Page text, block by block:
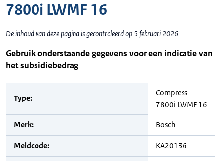
7800i LWMF 16
De inhoud van deze pagina is gecontroleerd op 5 februari 2026
Gebruik onderstaande gegevens voor een indicatie van
het subsidiebedrag
Type:
Compress
7800i LWMF 16
Merk: Bosch
Meldcode: KA20136